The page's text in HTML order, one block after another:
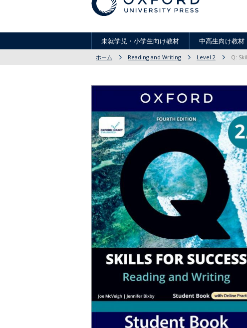
未就学児・小学生向け教材 中高生向け教材
ホーム Reading and Writing Level 2 Q: